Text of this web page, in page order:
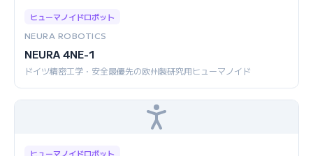
ヒューマノイドロボット
NEURA ROBOTICS
NEURA 4NE-1
ドイツ精密工学・安全最優先の欧州製研究用ヒューマノイド
ヒューマノイドロボット